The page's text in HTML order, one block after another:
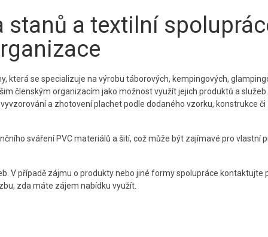
stanů a textilní
která se specializuje na výrobu táborových, kempingových,
členským organizacím jako možnost využít jejich produktů a
a zhotovení plachet podle dodaného vzorku, konstrukce či
sváření PVC materiálů a šití, což může být zajímavé pro vlastní
V případě zájmu o produkty nebo jiné formy spolupráce kontaktujte
zda máte zájem nabídku využít.